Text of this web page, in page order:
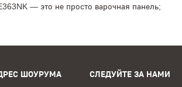
— это не просто варочная панель;
ШОУРУМА СЛЕДУЙТЕ ЗА НАМИ